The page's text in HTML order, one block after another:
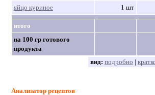
яйцо куриное
1 шт
итого
на 100 гр готового
продукта
вид: подробно |
Анализатор рецептов